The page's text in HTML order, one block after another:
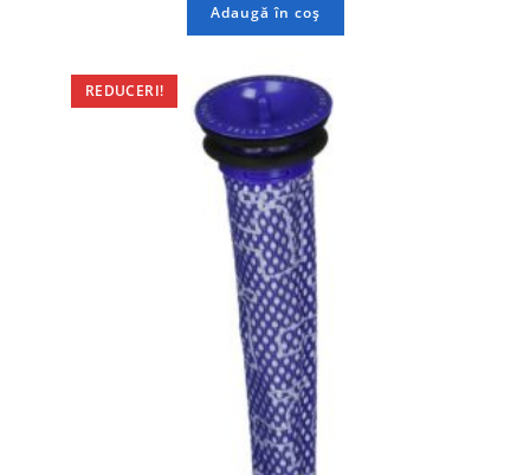
Adaugă în coș
REDUCERI!